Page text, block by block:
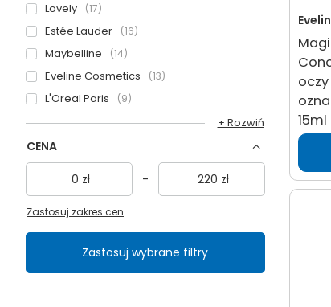
Lovely 17
Estée Lauder 16
Maybelline 14
Eveline Cosmetics 13
L'Oreal Paris 9
+ Rozwiń
CENA
zł - zł
Zastosuj zakres cen
Zastosuj wybrane filtry
15ml